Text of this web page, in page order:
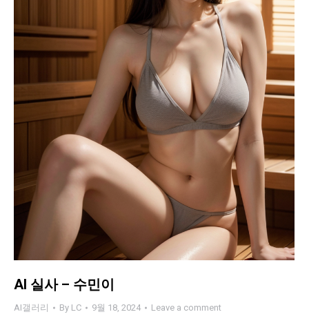
AI 실사 – 수민이
AI갤러리 By LC 9월 18, 2024 Leave a comment